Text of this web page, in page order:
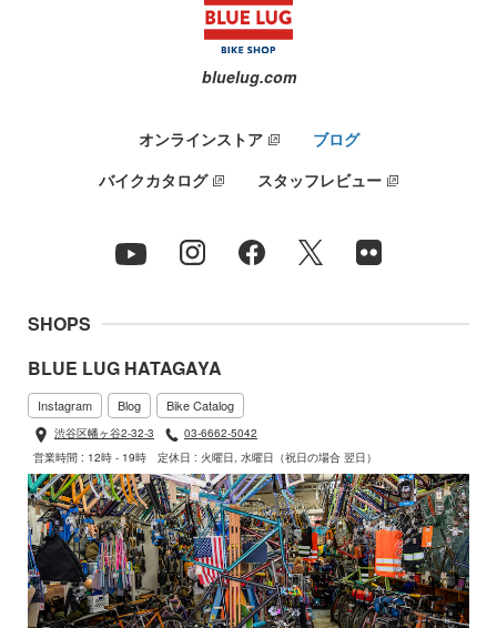
bluelug.com
オンラインストア
ブログ
バイクカタログ
スタッフレビュー
SHOPS
BLUE LUG HATAGAYA
Instagram Blog Bike Catalog
渋谷区幡ヶ谷2-32-3
03-6662-5042
営業時間 : 12時 - 19時
定休日 : 火曜日, 水曜日（祝日の場合 翌日）